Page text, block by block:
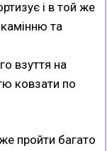
і в той же
та
взуття на
ковзати по
пройти багато